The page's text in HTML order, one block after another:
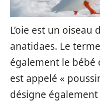
L’oie est un oiseau
anatidaes. Le
également le bébé
est appelé «
désigne également